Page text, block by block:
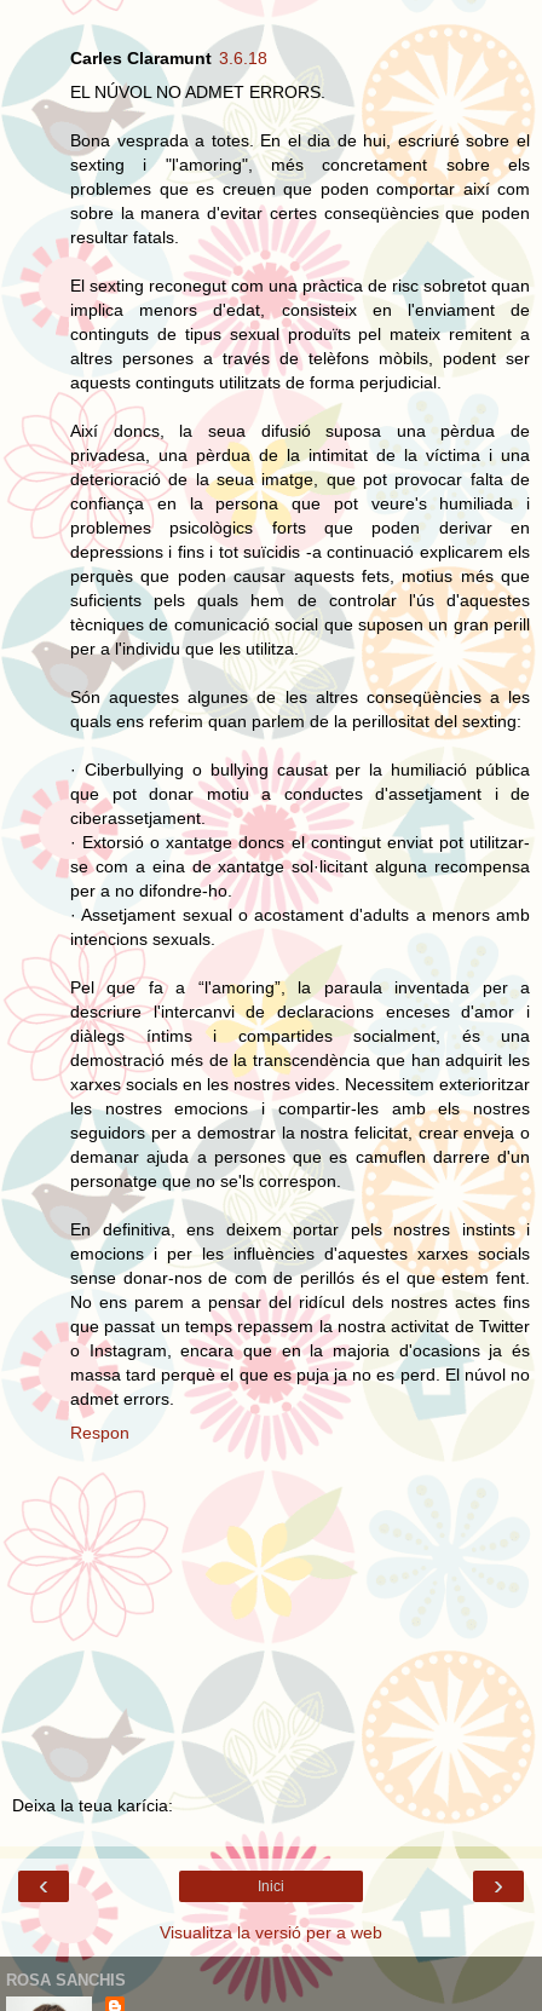
Carles Claramunt 3.6.18
EL NÚVOL NO ADMET ERRORS.
Bona vesprada a totes. En el dia de hui, escriuré sobre el
sexting i "l'amoring", més concretament sobre els
problemes que es creuen que poden comportar així com
sobre la manera d'evitar certes conseqüències que poden
resultar fatals.
El sexting reconegut com una pràctica de risc sobretot quan
implica menors d'edat, consisteix en l'enviament de
continguts de tipus sexual produïts pel mateix remitent a
altres persones a través de telèfons mòbils, podent ser
aquests continguts utilitzats de forma perjudicial.
Així doncs, la seua difusió suposa una pèrdua de
privadesa, una pèrdua de la intimitat de la víctima i una
deterioració de la seua imatge, que pot provocar falta de
confiança en la persona que pot veure's humiliada i
problemes psicològics forts que poden derivar en
depressions i fins i tot suïcidis -a continuació explicarem els
perquès que poden causar aquests fets, motius més que
suficients pels quals hem de controlar l'ús d'aquestes
tècniques de comunicació social que suposen un gran perill
per a l'individu que les utilitza.
Són aquestes algunes de les altres conseqüències a les
quals ens referim quan parlem de la perillositat del sexting:
· Ciberbullying o bullying causat per la humiliació pública
que pot donar motiu a conductes d'assetjament i de
ciberassetjament.
· Extorsió o xantatge doncs el contingut enviat pot utilitzar-
se com a eina de xantatge sol·licitant alguna recompensa
per a no difondre-ho.
· Assetjament sexual o acostament d'adults a menors amb
intencions sexuals.
Pel que fa a “l'amoring”, la paraula inventada per a
descriure l'intercanvi de declaracions enceses d'amor i
diàlegs íntims i compartides socialment, és una
demostració més de la transcendència que han adquirit les
xarxes socials en les nostres vides. Necessitem exterioritzar
les nostres emocions i compartir-les amb els nostres
seguidors per a demostrar la nostra felicitat, crear enveja o
demanar ajuda a persones que es camuflen darrere d'un
personatge que no se'ls correspon.
En definitiva, ens deixem portar pels nostres instints i
emocions i per les influències d'aquestes xarxes socials
sense donar-nos de com de perillós és el que estem fent.
No ens parem a pensar del ridícul dels nostres actes fins
que passat un temps repassem la nostra activitat de Twitter
o Instagram, encara que en la majoria d'ocasions ja és
massa tard perquè el que es puja ja no es perd. El núvol no
admet errors.
Respon
Deixa la teua karícia:
‹ ›
Inici
Visualitza la versió per a web
ROSA SANCHIS